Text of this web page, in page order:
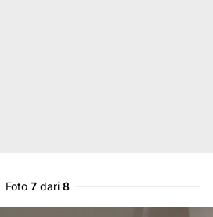
Foto 7 dari 8